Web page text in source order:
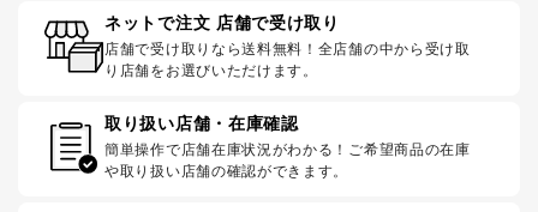
ネットで注文 店舗で受け取り
店舗で受け取りなら送料無料！全店舗の中から受け取
り店舗をお選びいただけます。
取り扱い店舗・在庫確認
簡単操作で店舗在庫状況がわかる！ご希望商品の在庫
や取り扱い店舗の確認ができます。